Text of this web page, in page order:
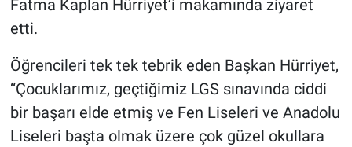
Fatma Kaplan Hürriyet’i makamında ziyaret
etti.
Öğrencileri tek tek tebrik eden Başkan Hürriyet,
“Çocuklarımız, geçtiğimiz LGS sınavında ciddi
bir başarı elde etmiş ve Fen Liseleri ve Anadolu
Liseleri başta olmak üzere çok güzel okullara